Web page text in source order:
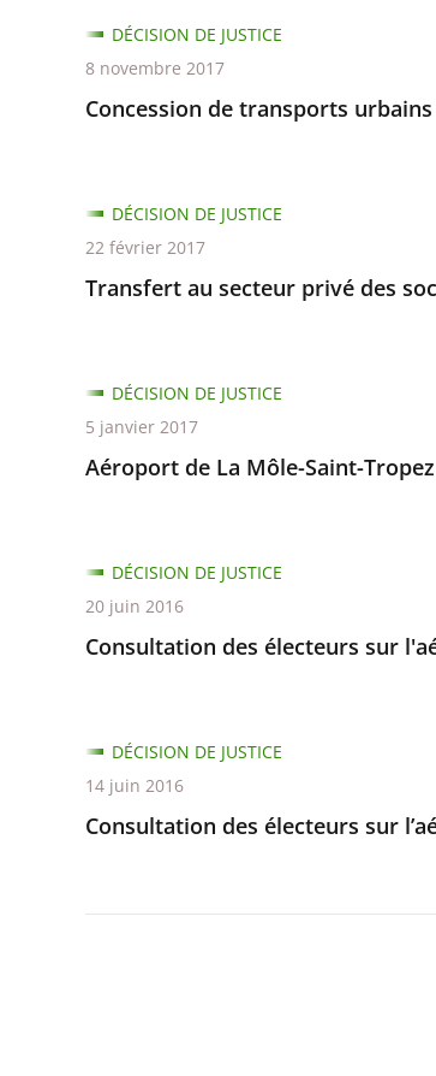
Concession de transports urbains
DÉCISION DE JUSTICE
8 novembre 2017
Transfert au secteur privé des
DÉCISION DE JUSTICE
22 février 2017
Aéroport de La Môle-Saint-Tropez
DÉCISION DE JUSTICE
5 janvier 2017
Consultation des électeurs sur
DÉCISION DE JUSTICE
20 juin 2016
Consultation des électeurs sur
DÉCISION DE JUSTICE
14 juin 2016